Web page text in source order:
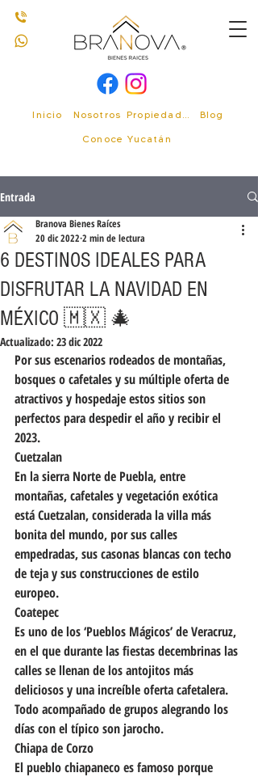
Inicio Nosotros
Blog
Conoce Yucatán
Entrada
6 DESTINOS IDEALES PARA
DISFRUTAR LA NAVIDAD EN
MÉXICO 🇲🇽 🎄
Branova Bienes Raíces
20 dic 2022 2 min de lectura
Actualizado: 23 dic 2022
Por sus escenarios rodeados de montañas,
bosques o cafetales y su múltiple oferta de
atractivos y hospedaje estos sitios son
perfectos para despedir el año y recibir el
2023.
Cuetzalan
En la sierra Norte de Puebla, entre
montañas, cafetales y vegetación exótica
está Cuetzalan, considerada la villa más
bonita del mundo, por sus calles
empedradas, sus casonas blancas con techo
de teja y sus construcciones de estilo
europeo.
Coatepec
Es uno de los ‘Pueblos Mágicos’ de Veracruz,
en el que durante las fiestas decembrinas las
calles se llenan de los antojitos más
deliciosos y una increíble oferta cafetalera.
Todo acompañado de grupos alegrando los
días con el típico son jarocho.
Chiapa de Corzo
El pueblo chiapaneco es famoso porque